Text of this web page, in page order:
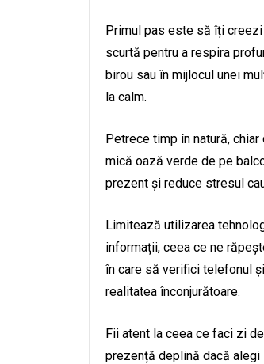
Primul pas este să îți
scurtă pentru a respira
birou sau în mijlocul unei
la calm.
Petrece timp în natură,
mică oază verde de pe
prezent și reduce stresul
Limitează utilizarea
informații, ceea ce ne
în care să verifici telefonul
realitatea înconjurătoare.
Fii atent la ceea ce faci zi
prezență deplină dacă